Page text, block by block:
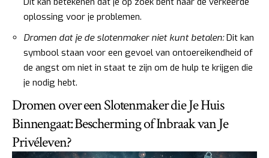
oplossing voor je problemen.
Dromen dat je de slotenmaker niet kunt betalen:Dit kan
symbool staan voor een gevoel van ontoereikendheid of
de angst om niet in staat te zijn om de hulp te krijgen die
je nodig hebt.
Dromen over een Slotenmaker die Je Huis
Binnengaat: Bescherming of Inbraak van Je
Privéleven?